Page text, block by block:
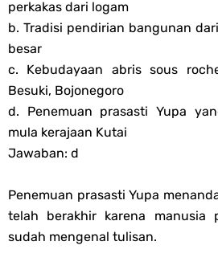
perkakas dari logam
b. Tradisi pendirian bangunan
besar
c. Kebudayaan abris sous
Besuki, Bojonegoro
d. Penemuan prasasti Yupa
mula kerajaan Kutai
Jawaban: d
Penemuan prasasti Yupa
telah berakhir karena manusia
sudah mengenal tulisan.